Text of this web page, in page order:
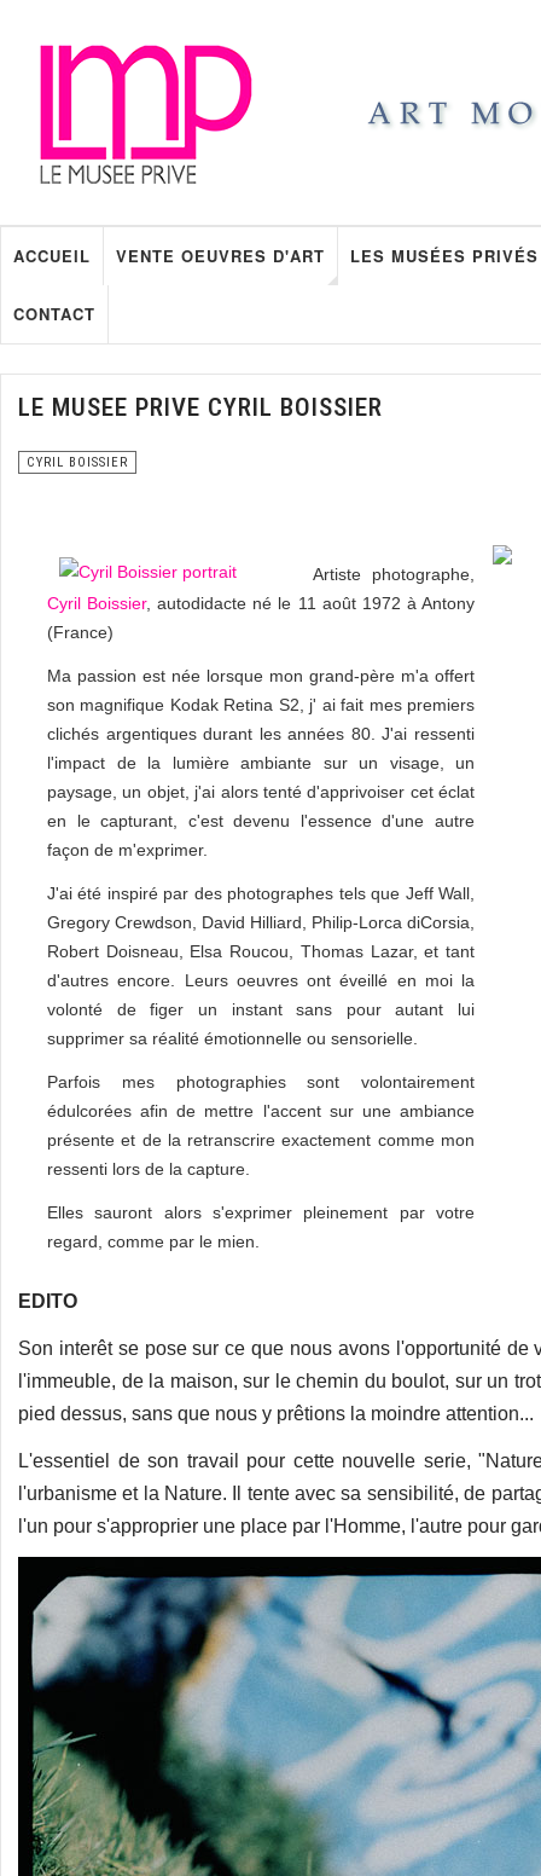
ACCUEIL VENTE OEUVRES D'ART LES MUSÉES PRIVÉS
CONTACT
LE MUSEE PRIVE CYRIL BOISSIER
CYRIL BOISSIER
Artiste photographe,
Cyril Boissier, autodidacte né le 11 août 1972 à Antony
(France)
Ma passion est née lorsque mon grand-père m'a offert
son magnifique Kodak Retina S2, j' ai fait mes premiers
clichés argentiques durant les années 80. J'ai ressenti
l'impact de la lumière ambiante sur un visage, un
paysage, un objet, j'ai alors tenté d'apprivoiser cet éclat
en le capturant, c'est devenu l'essence d'une autre
façon de m'exprimer.
J'ai été inspiré par des photographes tels que Jeff Wall,
Gregory Crewdson, David Hilliard, Philip-Lorca diCorsia,
Robert Doisneau, Elsa Roucou, Thomas Lazar, et tant
d'autres encore. Leurs oeuvres ont éveillé en moi la
volonté de figer un instant sans pour autant lui
supprimer sa réalité émotionnelle ou sensorielle.
Parfois mes photographies sont volontairement
édulcorées afin de mettre l'accent sur une ambiance
présente et de la retranscrire exactement comme mon
ressenti lors de la capture.
Elles sauront alors s'exprimer pleinement par votre
regard, comme par le mien.
EDITO
​Son interêt se pose sur ce que nous avons l'opportunité
l'immeuble, de la maison, sur le chemin du boulot, sur un
pied dessus, sans que nous y prêtions la moindre attention...
​L'essentiel de son travail pour cette nouvelle serie,
l'urbanisme et la Nature. Il tente avec sa sensibilité, de
l'un pour s'approprier une place par l'Homme, l'autre pour